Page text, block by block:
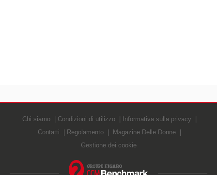
Chi siamo Condizioni di utilizzo
Informativa sulla privacy
Contatti
Regolamento
Magazine Delle Donne
Gestione dei cookie